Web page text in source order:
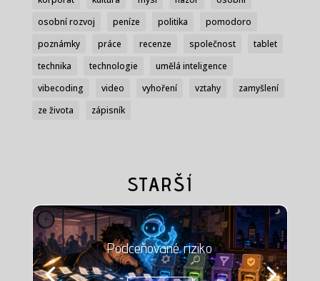
osobní rozvoj
peníze politika
pomodoro
poznámky
práce recenze společnost
tablet
technika
technologie
umělá inteligence
vibecoding
video vyhoření vztahy
zamyšlení
ze života
zápisník
STARŠÍ
Podceňované riziko